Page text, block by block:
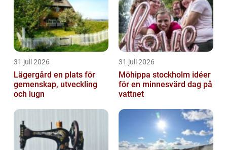
31 juli 2026
Lägergård en plats för
gemenskap, utveckling
och lugn
31 juli 2026
Möhippa stockholm idéer
för en minnesvärd dag på
vattnet